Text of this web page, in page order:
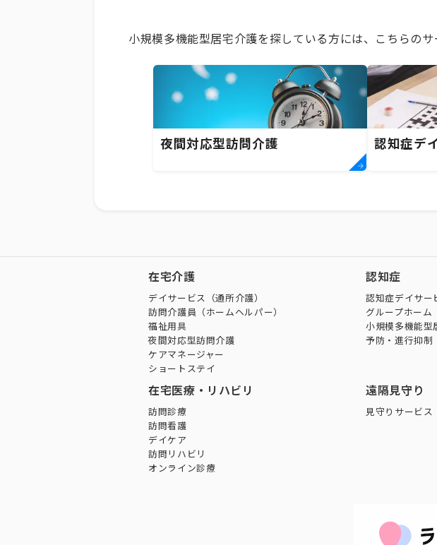
小規模多機能型居宅介護を探している方には、こちらのサ
夜間対応型訪問介護 認知症デ
在宅介護
デイサービス（通所介護）
訪問介護員（ホームヘルパー）
福祉用具
夜間対応型訪問介護
ケアマネージャー
ショートステイ
認知症
認知症デイサー
グループホーム
小規模多機能型
予防・進行抑制
在宅医療・リハビリ
訪問診療
訪問看護
デイケア
訪問リハビリ
オンライン診療
遠隔見守り
見守りサービス